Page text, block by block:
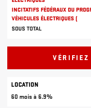
INCITATIFS FÉDÉRAUX DU
VÉHICULES ÉLECTRIQUES (
SOUS TOTAL
LOCATION
60 mois à 6.9%